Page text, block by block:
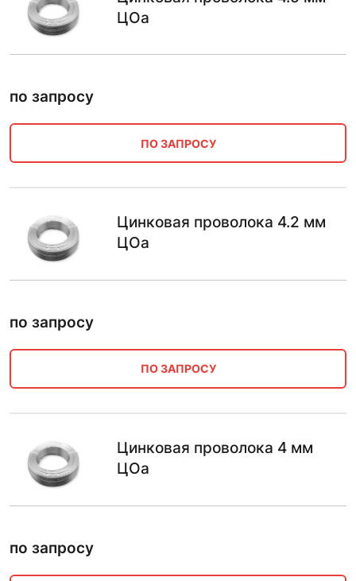
ЦОа
по запросу
ПО ЗАПРОСУ
Цинковая проволока 4.2 мм
ЦОа
по запросу
ПО ЗАПРОСУ
Цинковая проволока 4 мм
ЦОа
по запросу